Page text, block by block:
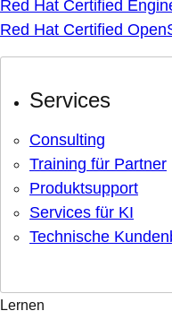
Red Hat Certified
Red Hat Certified
Services
Consulting
Training für Partner
Produktsupport
Services für KI
Technische
Lernen